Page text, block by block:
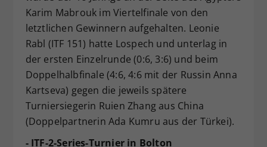
Karim Mabrouk im Viertelfinale von den
letztlichen Gewinnern aufgehalten. Leonie
Rabl (ITF 151) hatte Lospech und unterlag in
der ersten Einzelrunde (0:6, 3:6) und beim
Doppelhalbfinale (4:6, 4:6 mit der Russin Anna
Kartseva) gegen die jeweils spätere
Turniersiegerin Ruien Zhang aus China
(Doppelpartnerin Ada Kumru aus der Türkei).
- ITF-2-Series-Turnier in Bolton